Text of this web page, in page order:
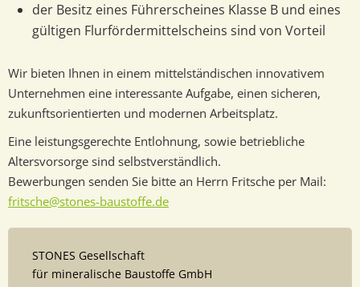
der Besitz eines Führerscheines Klasse B und eines
gültigen Flurfördermittelscheins sind von Vorteil
Wir bieten Ihnen in einem mittelständischen innovativem
Unternehmen eine interessante Aufgabe, einen sicheren,
zukunftsorientierten und modernen Arbeitsplatz.
Eine leistungsgerechte Entlohnung, sowie betriebliche
Altersvorsorge sind selbstverständlich.
Bewerbungen senden Sie bitte an Herrn Fritsche per Mail:
fritsche@stones-baustoffe.de
STONES Gesellschaft
für mineralische Baustoffe GmbH